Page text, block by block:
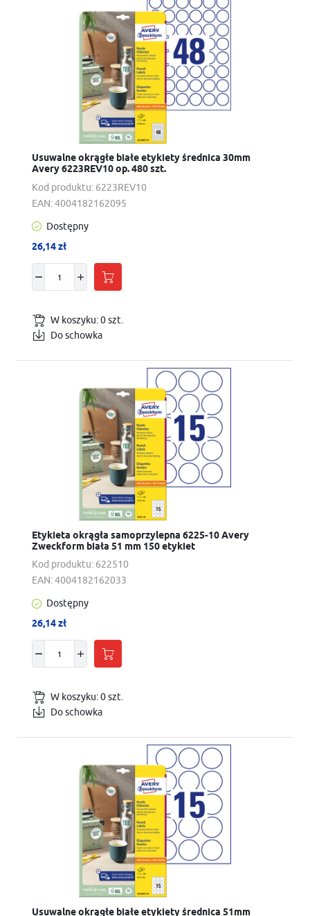
Kod produktu: 6223REV10
Usuwalne okrągłe białe etykiety średnica 30mm
Avery 6223REV10 op. 480 szt.
EAN:4004182162095
Dostępny
26,14 zł
W koszyku:0szt.
Do schowka
Kod produktu: 622510
Etykieta okrągła samoprzylepna 6225-10 Avery
Zweckform biała 51 mm 150 etykiet
EAN:4004182162033
Dostępny
26,14 zł
W koszyku:0szt.
Do schowka
Usuwalne okrągłe białe etykiety średnica 51mm